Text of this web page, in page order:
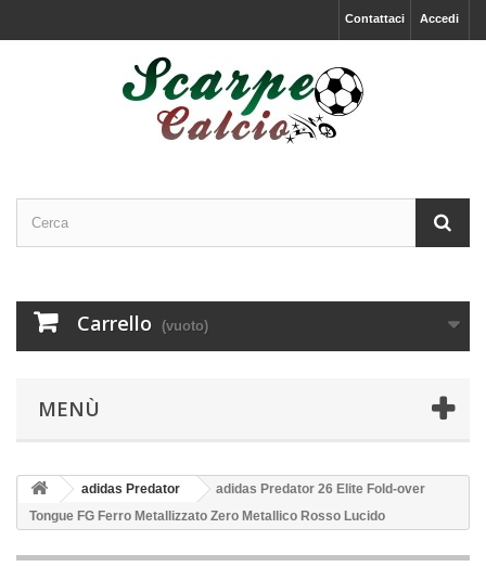
Accedi
Contattaci
Carrello (vuoto)
MENÙ
adidas Predator
adidas Predator 26 Elite Fold-over
Tongue FG Ferro Metallizzato Zero Metallico Rosso Lucido